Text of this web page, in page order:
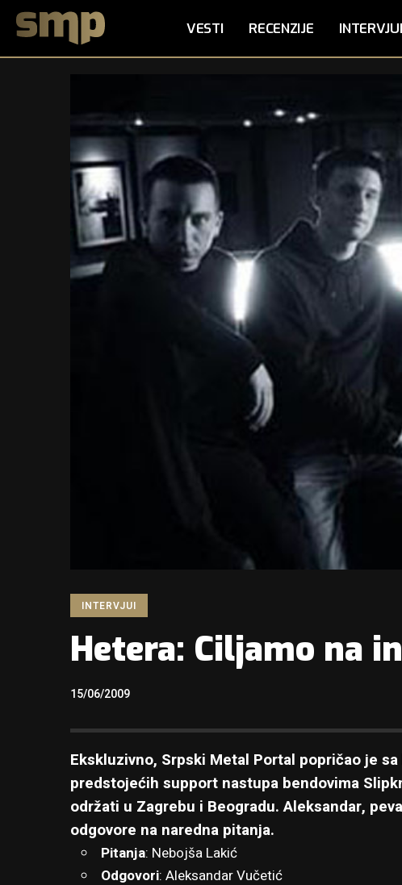
VESTI RECENZIJE INTERVJUI
INTERVJUI
Hetera: Ciljamo na
15/06/2009
Ekskluzivno, Srpski Metal Portal popričao je
predstojećih support nastupa bendovima
održati u Zagrebu i Beogradu. Aleksandar,
odgovore na naredna pitanja.
Pitanja: Nebojša Lakić
Odgovori: Aleksandar Vučetić